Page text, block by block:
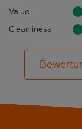
Value
Cleanliness